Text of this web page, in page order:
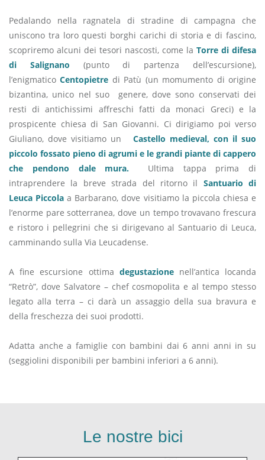
Pedalando nella ragnatela di stradine di campagna che
uniscono tra loro questi borghi carichi di storia e di fascino,
scopriremo alcuni dei tesori nascosti, come la Torre di difesa
di Salignano (punto di partenza dell’escursione),
l’enigmaticoCentopietre di Patù (un momumento di origine
bizantina, unico nel suo genere, dove sono conservati dei
resti di antichissimi affreschi fatti da monaci Greci) e la
prospicente chiesa di San Giovanni. Ci dirigiamo poi verso
Giuliano, dove visitiamo unCastello medieval, con il suo
piccolo fossato pieno di agrumi e le grandi piante di cappero
che pendono dale mura.
Ultima tappa prima di
intraprendere la breve strada del ritorno il Santuario di
Leuca Piccola a Barbarano, dove visitiamo la piccola chiesa e
l’enorme pare sotterranea, dove un tempo trovavano frescura
e ristoro i pellegrini che si dirigevano al Santuario di Leuca,
camminando sulla Via Leucadense.
A fine escursione ottima degustazionenell’antica locanda
“Retrò”, dove Salvatore – chef cosmopolita e al tempo stesso
legato alla terra – ci darà un assaggio della sua bravura e
della freschezza dei suoi prodotti.
Adatta anche a famiglie con bambini dai 6 anni anni in su
(seggiolini disponibili per bambini inferiori a 6 anni).
Le nostre bici